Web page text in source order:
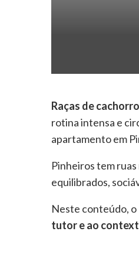
Raças de
rotina intensa e
apartamento em
Pinheiros tem
equilibrados,
Neste conteúdo,
tutor e ao